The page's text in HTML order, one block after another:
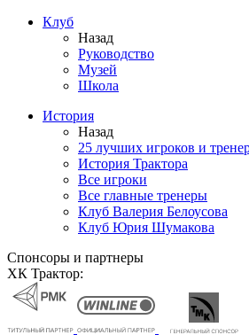
Клуб
Назад
Руководство
Музей
Школа
История
Назад
25 лучших игроков и
История Трактора
Все игроки
Все главные тренеры
Клуб Валерия Белоусова
Клуб Юрия Шумакова
Спонсоры и партнеры
ХК Трактор: